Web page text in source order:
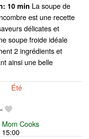
10 min La soupe de
est une recette
délicates et
soupe froide idéale
2 ingrédients et
ainsi une belle
Été
Cooks
15:00